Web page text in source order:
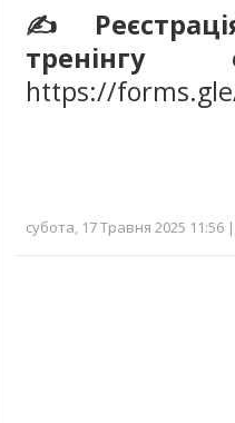
✍️
тренінгу
https://
субота, 17 Травня 2025 11:56